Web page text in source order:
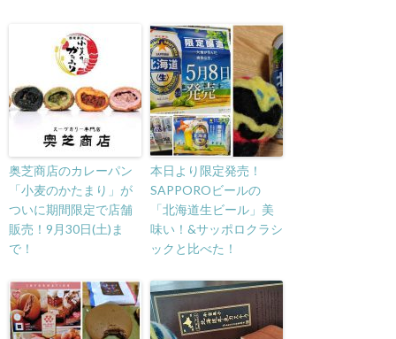
奥芝商店のカレーパン
「小麦のかたまり」が
ついに期間限定で店舗
販売！9月30日(土)ま
で！
本日より限定発売！
SAPPOROビールの
「北海道生ビール」美
味い！&サッポロクラシ
ックと比べた！